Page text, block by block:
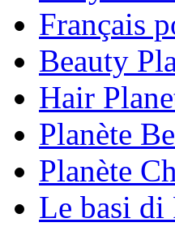
Français
Beauty
Hair
Planète
Planète
Le basi di